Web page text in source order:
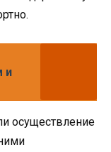
и
осуществление